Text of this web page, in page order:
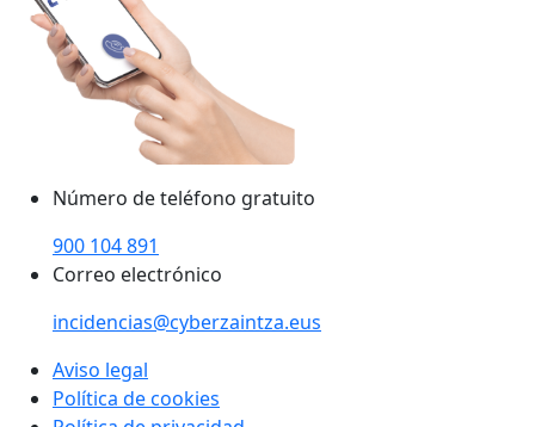
Número de teléfono gratuito
900 104 891
Correo electrónico
incidencias@cyberzaintza.eus
Aviso legal
Política de cookies